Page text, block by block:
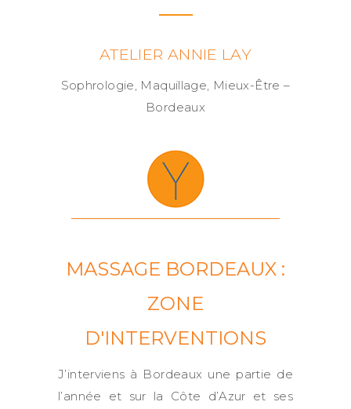
ATELIER ANNIE LAY
Sophrologie, Maquillage, Mieux-Être –
Bordeaux
MASSAGE BORDEAUX :
ZONE
D'INTERVENTIONS
J’interviens à Bordeaux une partie de
l’année et sur la Côte d’Azur et ses